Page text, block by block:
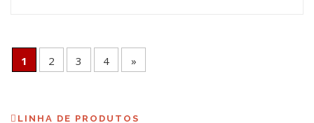
1 2 3 4 »
LINHA DE PRODUTOS